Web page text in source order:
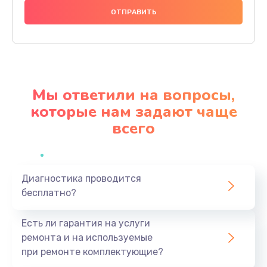
1490 руб.
Заказать
Замена кнопки Home (домой)
Замена сканера отпечатка
Заказать
Мы ответили на вопросы,
которые нам задают чаще
всего
Диагностика проводится
бесплатно?
Есть ли гарантия на услуги
ремонта и на используемые
при ремонте комплектующие?